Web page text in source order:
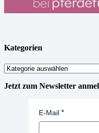
Kategorien
Kategorien
Jetzt zum Newsletter
E-Mail